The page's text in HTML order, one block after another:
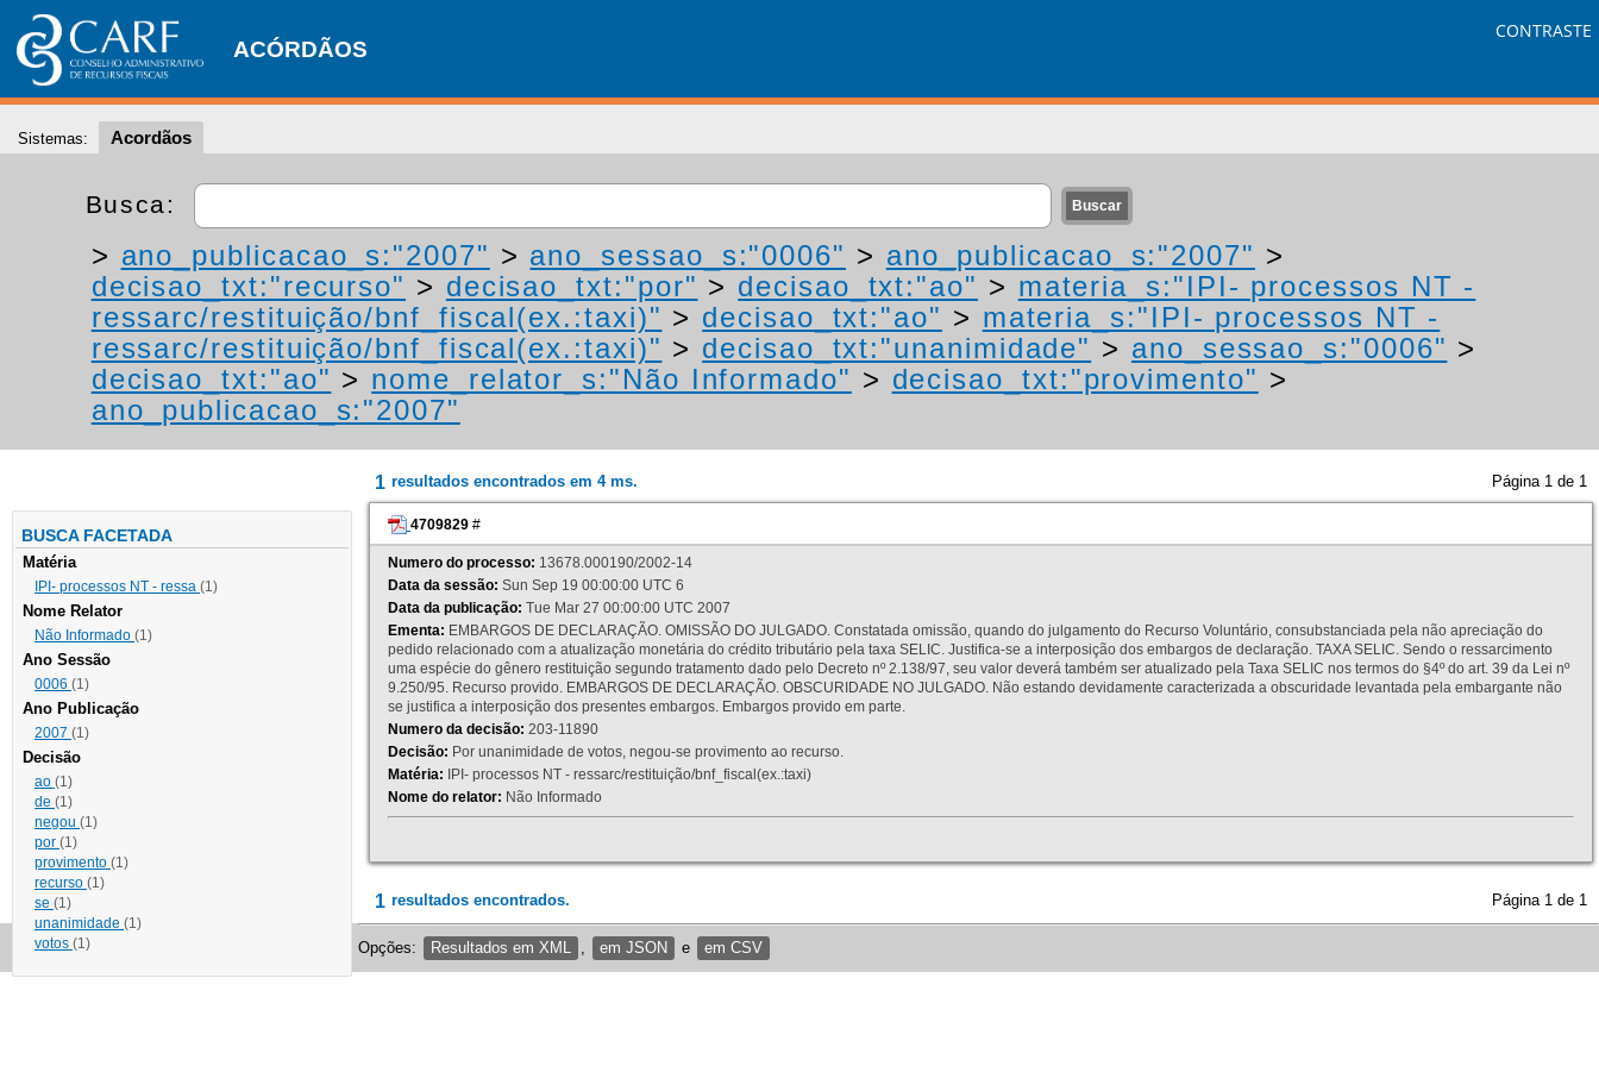
ACÓRDÃOS
CONTRASTE
Sistemas: Acordãos
Busca:
> ano_publicacao_s:"2007" > ano_sessao_s:"0006" > ano_publicacao_s:"2007" >
decisao_txt:"recurso" > decisao_txt:"por" > decisao_txt:"ao" > materia_s:"IPI- processos NT -
ressarc/restituição/bnf_fiscal(ex.:taxi)" > decisao_txt:"ao" > materia_s:"IPI- processos NT -
ressarc/restituição/bnf_fiscal(ex.:taxi)" > decisao_txt:"unanimidade" > ano_sessao_s:"0006" >
decisao_txt:"ao" > nome_relator_s:"Não Informado" > decisao_txt:"provimento" >
ano_publicacao_s:"2007"
BUSCA FACETADA
Matéria
IPI- processos NT - ressa (1)
Nome Relator
Não Informado (1)
Ano Sessão
0006 (1)
Ano Publicação
2007 (1)
Decisão
ao (1)
de (1)
negou (1)
por (1)
provimento (1)
recurso (1)
se (1)
unanimidade (1)
votos (1)
1 resultados encontrados em 4 ms. Página 1 de 1
4709829 #
Numero do processo: 13678.000190/2002-14
Data da sessão: Sun Sep 19 00:00:00 UTC 6
Data da publicação: Tue Mar 27 00:00:00 UTC 2007
Ementa: EMBARGOS DE DECLARAÇÃO. OMISSÃO DO JULGADO. Constatada omissão, quando do julgamento do Recurso Voluntário, consubstanciada pela não apreciação do
pedido relacionado com a atualização monetária do crédito tributário pela taxa SELIC. Justifica-se a interposição dos embargos de declaração. TAXA SELIC. Sendo o ressarcimento
uma espécie do gênero restituição segundo tratamento dado pelo Decreto nº 2.138/97, seu valor deverá também ser atualizado pela Taxa SELIC nos termos do §4º do art. 39 da Lei nº
9.250/95. Recurso provido. EMBARGOS DE DECLARAÇÃO. OBSCURIDADE NO JULGADO. Não estando devidamente caracterizada a obscuridade levantada pela embargante não
se justifica a interposição dos presentes embargos. Embargos provido em parte.
Numero da decisão: 203-11890
Decisão: Por unanimidade de votos, negou-se provimento ao recurso.
Matéria: IPI- processos NT - ressarc/restituição/bnf_fiscal(ex.:taxi)
Nome do relator: Não Informado
1 resultados encontrados. Página 1 de 1
Opções: Resultados em XML em JSON e em CSV